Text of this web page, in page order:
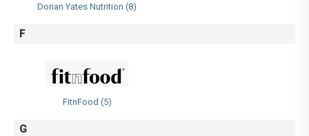
Dorian Yates Nutrition (8)
F
FitnFood (5)
G